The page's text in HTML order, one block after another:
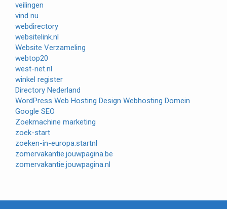
veilingen
vind nu
webdirectory
websitelink.nl
Website Verzameling
webtop20
west-net.nl
winkel register
Directory Nederland
WordPress Web Hosting Design Webhosting Domein
Google SEO
Zoekmachine marketing
zoek-start
zoeken-in-europa.startnl
zomervakantie.jouwpagina.be
zomervakantie.jouwpagina.nl